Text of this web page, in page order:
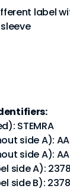
label
STEMRA
side A): AA
side A): AA
side A):
side B):